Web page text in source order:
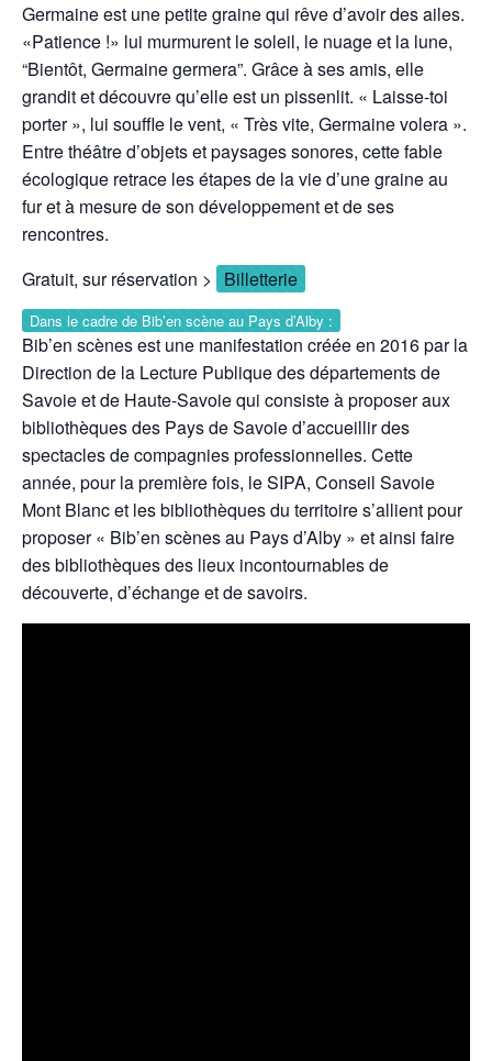
Germaine est une petite graine qui rêve d’avoir des ailes.
«Patience !» lui murmurent le soleil, le nuage et la lune,
“Bientôt, Germaine germera”. Grâce à ses amis, elle
grandit et découvre qu’elle est un pissenlit. « Laisse-toi
porter », lui souffle le vent, « Très vite, Germaine volera ».
Entre théâtre d’objets et paysages sonores, cette fable
écologique retrace les étapes de la vie d’une graine au
fur et à mesure de son développement et de ses
rencontres.
Gratuit, sur réservation >
Billetterie
Dans le cadre de Bib’en scène au Pays d’Alby :
Bib’en scènes est une manifestation créée en 2016 par la
Direction de la Lecture Publique des départements de
Savoie et de Haute-Savoie qui consiste à proposer aux
bibliothèques des Pays de Savoie d’accueillir des
spectacles de compagnies professionnelles. Cette
année, pour la première fois, le SIPA, Conseil Savoie
Mont Blanc et les bibliothèques du territoire s’allient pour
proposer « Bib’en scènes au Pays d’Alby » et ainsi faire
des bibliothèques des lieux incontournables de
découverte, d’échange et de savoirs.